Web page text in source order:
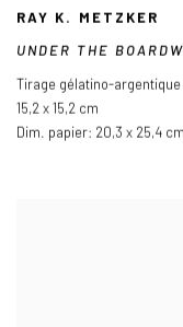
RAY K. METZKER
UNDER THE
Tirage gélatino-
15,2 x 15,2 cm
Dim. papier: 20,3 x 25,4 cm